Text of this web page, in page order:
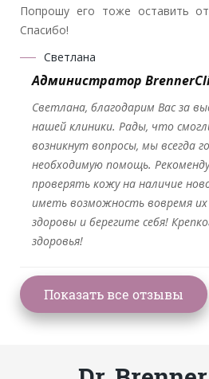
Попрошу его тоже оставить
Спасибо!
Светлана
Администратор
Светлана, благодарим Вас за
нашей клиники. Рады, что
возникнут вопросы, мы всегда
необходимую помощь.
проверять кожу на наличие
иметь возможность вовремя
здоровы и берегите себя!
здоровья!